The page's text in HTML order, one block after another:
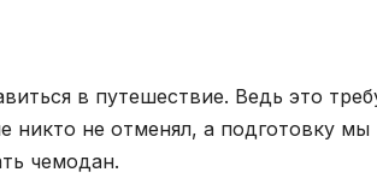
в путешествие. Ведь это
никто не отменял, а подготовку мы
чемодан.